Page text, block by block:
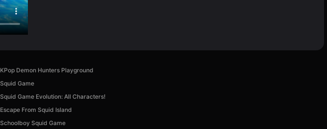
KPop Demon Hunters Playground
Squid Game
Squid Game Evolution: All Characters!
Escape From Squid Island
Schoolboy Squid Game